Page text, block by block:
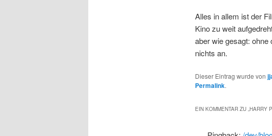
Alles in allem ist der
Kino zu weit
aber wie gesagt:
nichts an.
Dieser Eintrag wurde von
Permalink.
EIN KOMMENTAR ZU „HARRY